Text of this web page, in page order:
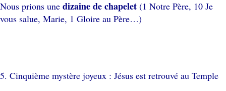
Nous prions une dizaine de chapelet (1 Notre Père, 10 Je
vous salue, Marie, 1 Gloire au Père…)
5. Cinquième mystère joyeux : Jésus est retrouvé au Temple